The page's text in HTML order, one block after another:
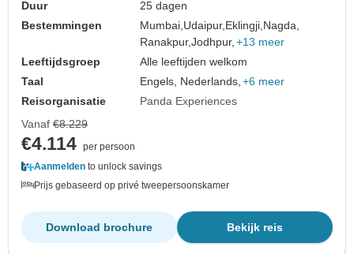
Duur
25 dagen
Bestemmingen
Mumbai, Udaipur, Eklingji, Nagda,
Ranakpur,Jodhpur, +13 meer
Leeftijdsgroep
Alle leeftijden welkom
Taal
Engels, Nederlands, +6 meer
Reisorganisatie
Panda Experiences
Vanaf €8.229
€4.114 per persoon
Aanmelden to unlock savings
Prijs gebaseerd op privé tweepersoonskamer
Bekijk reis
Download brochure